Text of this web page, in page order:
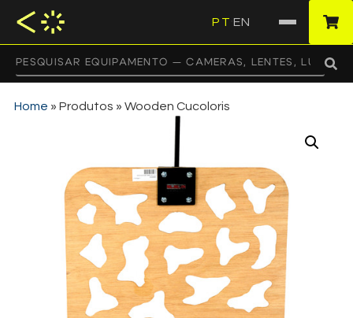
PT EN
Home » Produtos » Wooden Cucoloris